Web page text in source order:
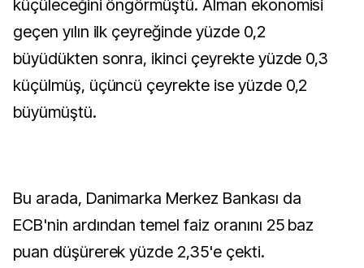
küçüleceğini öngörmüştü. Alman ekonomisi
geçen yılın ilk çeyreğinde yüzde 0,2
büyüdükten sonra, ikinci çeyrekte yüzde 0,3
küçülmüş, üçüncü çeyrekte ise yüzde 0,2
büyümüştü.
Bu arada, Danimarka Merkez Bankası da
ECB'nin ardından temel faiz oranını 25 baz
puan düşürerek yüzde 2,35'e çekti.